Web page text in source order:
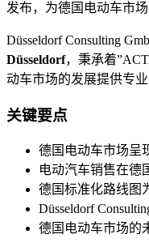
发布，为德国电动车市
Düsseldorf Consulting
Düsseldorf，秉承着
动车市场的发展提供专业
关键要点
德国电动车市场呈
电动汽车销售在德
德国标准化路线图
Düsseldorf
德国电动车市场的